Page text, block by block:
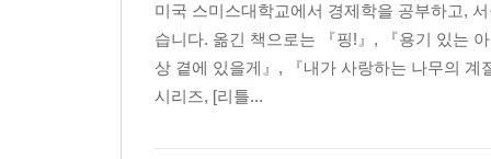
미국 스미스대학교에서 경제학을 공부하고,
습니다. 옮긴 책으로는 『핑!』, 『용기 있는
상 곁에 있을게』, 『내가 사랑하는 나무의
시리즈, [리틀...